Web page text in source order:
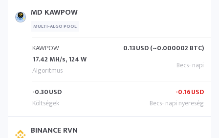
MD KAWPOW
MULTI-ALGO POOL
KAWPOW
17.42 MH/s, 124 W
0.13USD (~0.000002 BTC)
-0.30USD -0.16USD
BINANCE RVN